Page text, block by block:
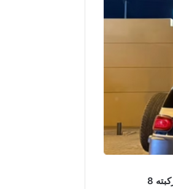
تمكنت دوريات الإدارة العامة للمجاهدين بمنطقة جازان من القبض على مواطن كان ينقل في مركبته 8